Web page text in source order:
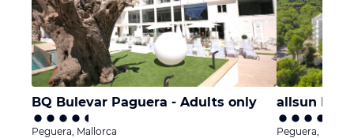
BQ Bulevar Paguera - Adults only
Peguera, Mallorca
allsun
Peguera,